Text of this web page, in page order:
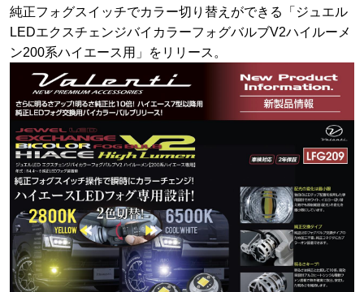
純正フォグスイッチでカラー切り替えができる「ジュエル
LEDエクスチェンジバイカラーフォグバルブV2ハイルーメ
ン200系ハイエース用」をリリース。